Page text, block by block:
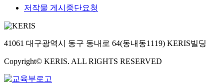
저작물 게시중단요청
41061 대구광역시 동구 동내로 64(동내동1119) KERIS빌딩
Copyright© KERIS. ALL RIGHTS RESERVED